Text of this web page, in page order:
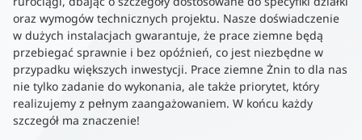
oraz wymogów technicznych projektu. Nasze doświadczenie
w dużych instalacjach gwarantuje, że prace ziemne będą
przebiegać sprawnie i bez opóźnień, co jest niezbędne w
przypadku większych inwestycji. Prace ziemne Żnin to dla nas
nie tylko zadanie do wykonania, ale także priorytet, który
realizujemy z pełnym zaangażowaniem. W końcu każdy
szczegół ma znaczenie!